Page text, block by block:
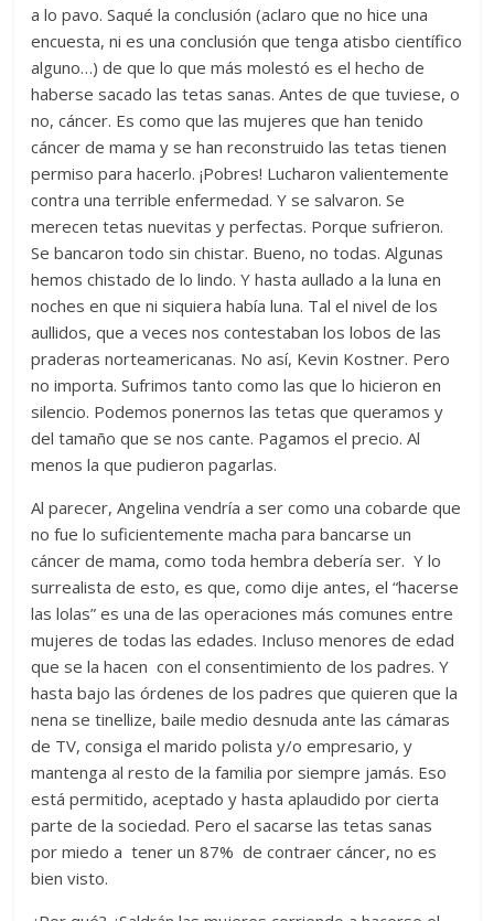
a lo pavo. Saqué la conclusión (aclaro que no hice una
encuesta, ni es una conclusión que tenga atisbo científico
alguno…) de que lo que más molestó es el hecho de
haberse sacado las tetas sanas. Antes de que tuviese, o
no, cáncer. Es como que las mujeres que han tenido
cáncer de mama y se han reconstruido las tetas tienen
permiso para hacerlo. ¡Pobres! Lucharon valientemente
contra una terrible enfermedad. Y se salvaron. Se
merecen tetas nuevitas y perfectas. Porque sufrieron.
Se bancaron todo sin chistar. Bueno, no todas. Algunas
hemos chistado de lo lindo. Y hasta aullado a la luna en
noches en que ni siquiera había luna. Tal el nivel de los
aullidos, que a veces nos contestaban los lobos de las
praderas norteamericanas. No así, Kevin Kostner. Pero
no importa. Sufrimos tanto como las que lo hicieron en
silencio. Podemos ponernos las tetas que queramos y
del tamaño que se nos cante. Pagamos el precio. Al
menos la que pudieron pagarlas.
Al parecer, Angelina vendría a ser como una cobarde que
no fue lo suficientemente macha para bancarse un
cáncer de mama, como toda hembra debería ser. Y lo
surrealista de esto, es que, como dije antes, el “hacerse
las lolas” es una de las operaciones más comunes entre
mujeres de todas las edades. Incluso menores de edad
que se la hacen con el consentimiento de los padres. Y
hasta bajo las órdenes de los padres que quieren que la
nena se tinellize, baile medio desnuda ante las cámaras
de TV, consiga el marido polista y/o empresario, y
mantenga al resto de la familia por siempre jamás. Eso
está permitido, aceptado y hasta aplaudido por cierta
parte de la sociedad. Pero el sacarse las tetas sanas
por miedo a tener un 87% de contraer cáncer, no es
bien visto.